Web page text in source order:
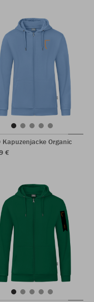
Kapuzenjacke Organic
€